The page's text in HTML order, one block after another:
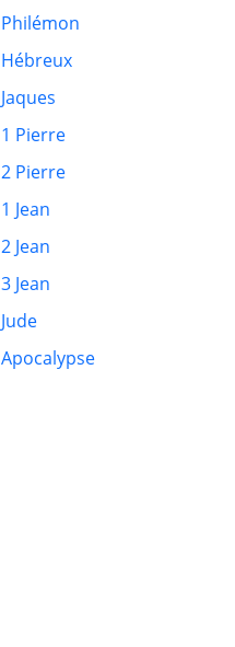
Philémon
Hébreux
Jaques
1 Pierre
2 Pierre
1 Jean
2 Jean
3 Jean
Jude
Apocalypse